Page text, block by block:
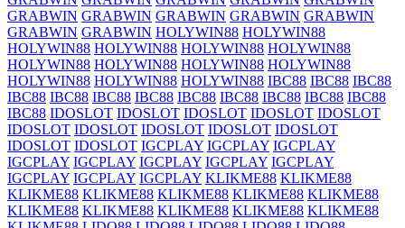
GRABWIN GRABWIN GRABWIN GRABWIN GRABWIN
GRABWIN GRABWIN HOLYWIN88 HOLYWIN88
HOLYWIN88 HOLYWIN88 HOLYWIN88 HOLYWIN88
HOLYWIN88 HOLYWIN88 HOLYWIN88 HOLYWIN88
HOLYWIN88 HOLYWIN88 HOLYWIN88 IBC88 IBC88 IBC88
IBC88 IBC88 IBC88 IBC88 IBC88 IBC88 IBC88 IBC88 IBC88
IBC88 IDOSLOT IDOSLOT IDOSLOT IDOSLOT IDOSLOT
IDOSLOT IDOSLOT IDOSLOT IDOSLOT IDOSLOT
IDOSLOT IDOSLOT IGCPLAY IGCPLAY IGCPLAY
IGCPLAY IGCPLAY IGCPLAY IGCPLAY IGCPLAY
IGCPLAY IGCPLAY IGCPLAY KLIKME88 KLIKME88
KLIKME88 KLIKME88 KLIKME88 KLIKME88 KLIKME88
KLIKME88 KLIKME88 KLIKME88 KLIKME88 KLIKME88